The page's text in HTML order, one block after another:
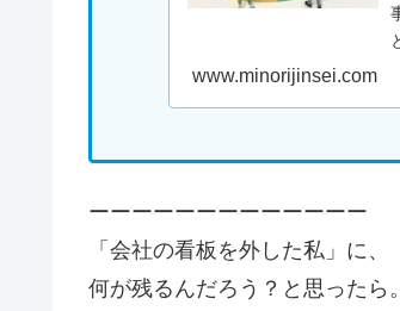
www.minorijinsei.com
ーーーーーーーーーーーーー
「会社の看板を外した私」に、
何が残るんだろう？と思ったら。